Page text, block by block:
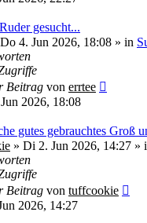
gesucht...
Do 4. Jun 2026, 18:08 » in
Beitrag von errtee
2026, 18:08
gutes gebrauchtes Groß
» Di 2. Jun 2026, 14:27 »
Beitrag von tuffcookie
2026, 14:27